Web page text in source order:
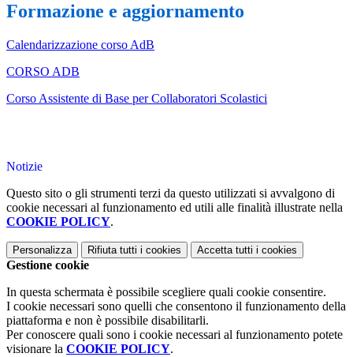
Formazione e aggiornamento
Calendarizzazione corso AdB
CORSO ADB
Corso Assistente di Base per Collaboratori Scolastici
Notizie
Questo sito o gli strumenti terzi da questo utilizzati si avvalgono di
cookie necessari al funzionamento ed utili alle finalità illustrate nella
COOKIE POLICY.
Personalizza Rifiuta tutti i cookies Accetta tutti i cookies
Gestione cookie
In questa schermata è possibile scegliere quali cookie consentire.
I cookie necessari sono quelli che consentono il funzionamento della
piattaforma e non è possibile disabilitarli.
Per conoscere quali sono i cookie necessari al funzionamento potete
visionare la COOKIE POLICY.